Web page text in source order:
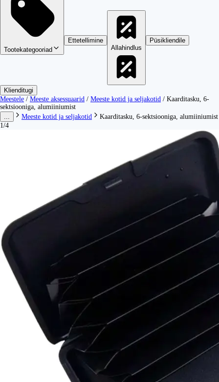
Tootekategooriad
Ettetellimine
Allahindlus
Püsikliendile
Klienditugi
Meestele / Meeste aksessuaarid / Meeste kotid ja seljakotid / Kaarditasku, 6-
sektsiooniga, alumiiniumist
Meeste kotid ja seljakotid
Kaarditasku, 6-sektsiooniga, alumiiniumist
1/4